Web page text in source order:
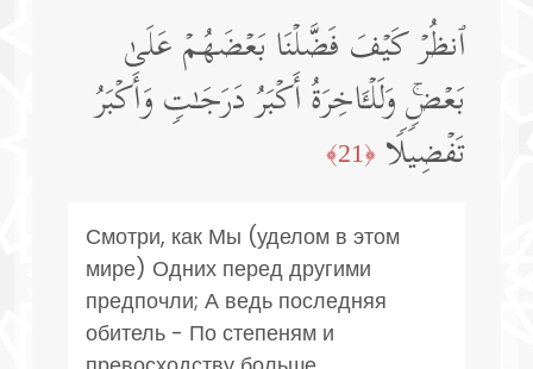
ٱنظُرۡ كَیۡفَ فَضَّلۡنَا بَعۡضَهُمۡ عَلَىٰ
بَعۡضࣲۚ وَلَلۡـَٔاخِرَةُ أَكۡبَرُ دَرَجَـٰتࣲ وَأَكۡبَرُ
تَفۡضِیلࣰا ﴿21﴾
Смотри, как Мы (уделом в этом
мире) Одних перед другими
предпочли; А ведь последняя
обитель - По степеням и